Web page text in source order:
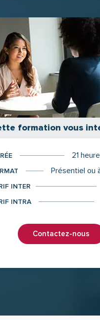
formation vous
21
Présentiel ou
INTER
INTRA
Contactez-nous